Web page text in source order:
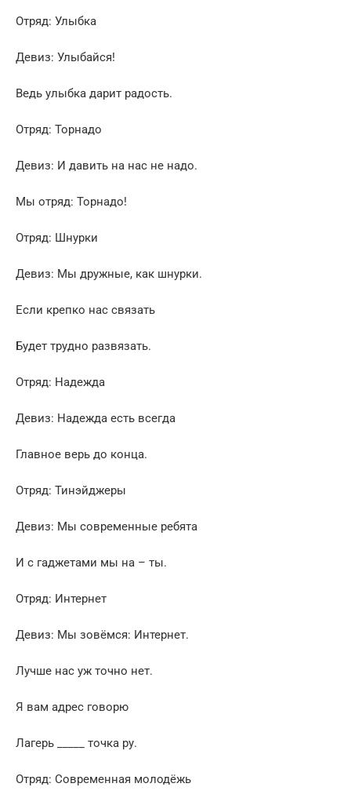
Отряд: Улыбка
Девиз: Улыбайся!
Ведь улыбка дарит радость.
Отряд: Торнадо
Девиз: И давить на нас не надо.
Мы отряд: Торнадо!
Отряд: Шнурки
Девиз: Мы дружные, как шнурки.
Если крепко нас связать
Будет трудно развязать.
Отряд: Надежда
Девиз: Надежда есть всегда
Главное верь до конца.
Отряд: Тинэйджеры
Девиз: Мы современные ребята
И с гаджетами мы на – ты.
Отряд: Интернет
Девиз: Мы зовёмся: Интернет.
Лучше нас уж точно нет.
Я вам адрес говорю
Лагерь _____ точка ру.
Отряд: Современная молодёжь